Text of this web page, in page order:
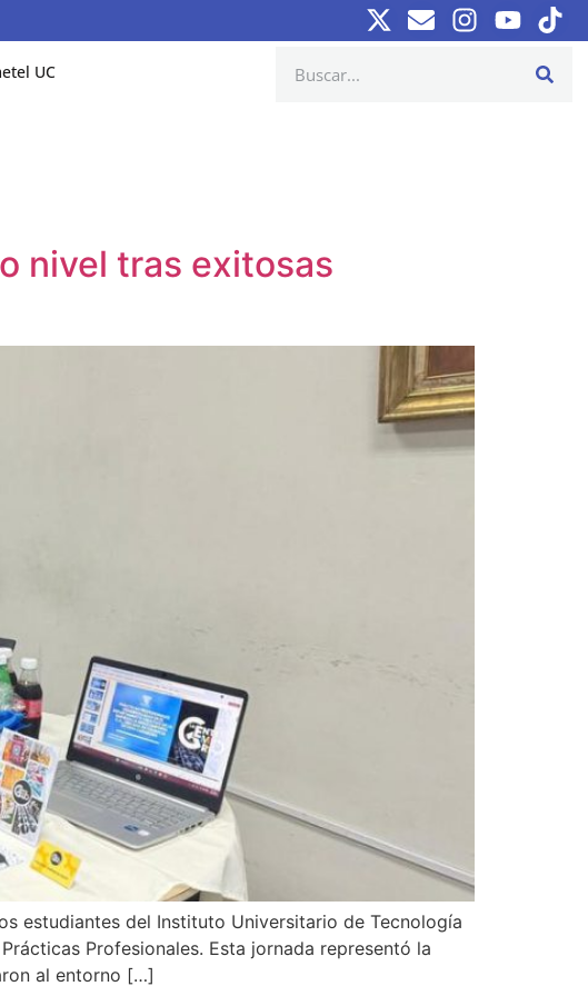
UC
nivel tras exitosas
estudiantes del Instituto Universitario de Tecnología
Profesionales. Esta jornada representó la
al entorno […]